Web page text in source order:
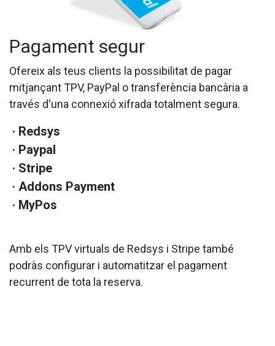
Pagament segur
Ofereix als teus clients la possibilitat de pagar
mitjançant TPV, PayPal o transferència bancària a
través d'una connexió xifrada totalment segura.
Redsys
Paypal
Stripe
Addons Payment
MyPos
Amb els TPV virtuals de Redsys i Stripe també
podràs configurar i automatitzar el pagament
recurrent de tota la reserva.